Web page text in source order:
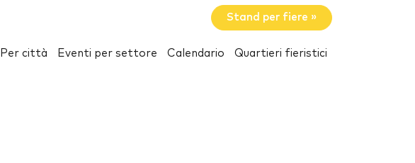
Stand per fiere »
Per città Eventi per settore Calendario Quartieri fieristici